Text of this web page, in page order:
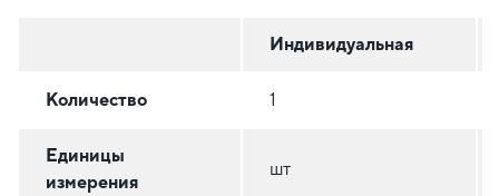
Индивидуальная
Количество 1
Единицы
измерения
шт